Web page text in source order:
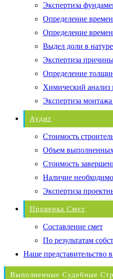
Экспертиза
Определение
Определение
Выдел доли в натуре
Экспертиза
Определение
Химический анализ
Экспертиза
Аудит
Стоимость
Объем
Стоимость
Наличие
Экспертиза
Проверка Смет
Составление смет
По результатам
Наше представительство
Выполненные Судебные